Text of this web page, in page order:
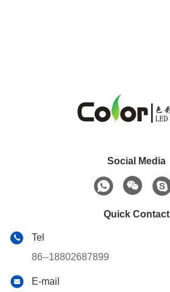
Social Media
Quick Contact
Tel
86--18802687899
E-mail